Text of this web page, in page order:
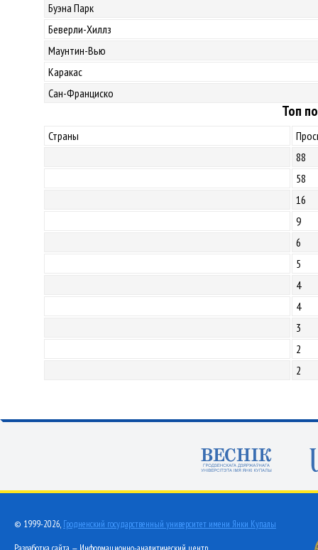
Буэна Парк
Беверли-Хиллз
Маунтин-Вью
Каракас
Сан-Франциско
Топ
Страны
88
58
16
9
6
5
4
4
3
2
2
© 1999-2026, Гродненский государственный университет имени Янки Купалы